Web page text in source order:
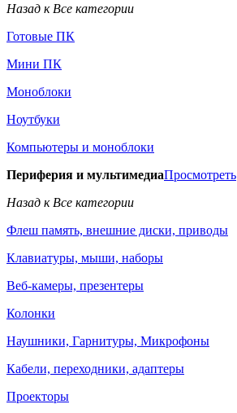
Назад к Все категории
Готовые ПК
Мини ПК
Моноблоки
Ноутбуки
Компьютеры и моноблоки
Периферия и мультимедиаПросмотреть
Назад к Все категории
Флеш память, внешние диски, приводы
Клавиатуры, мыши, наборы
Веб-камеры, презентеры
Колонки
Наушники, Гарнитуры, Микрофоны
Кабели, переходники, адаптеры
Проекторы